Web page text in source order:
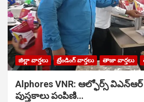
జిల్లా వార్తలు ట్రేండింగ్ వార్తలు తాజా వార్తలు
Alphores VNR: ఆల్ఫోర్స్
పుస్తకాలు పంపిణి…